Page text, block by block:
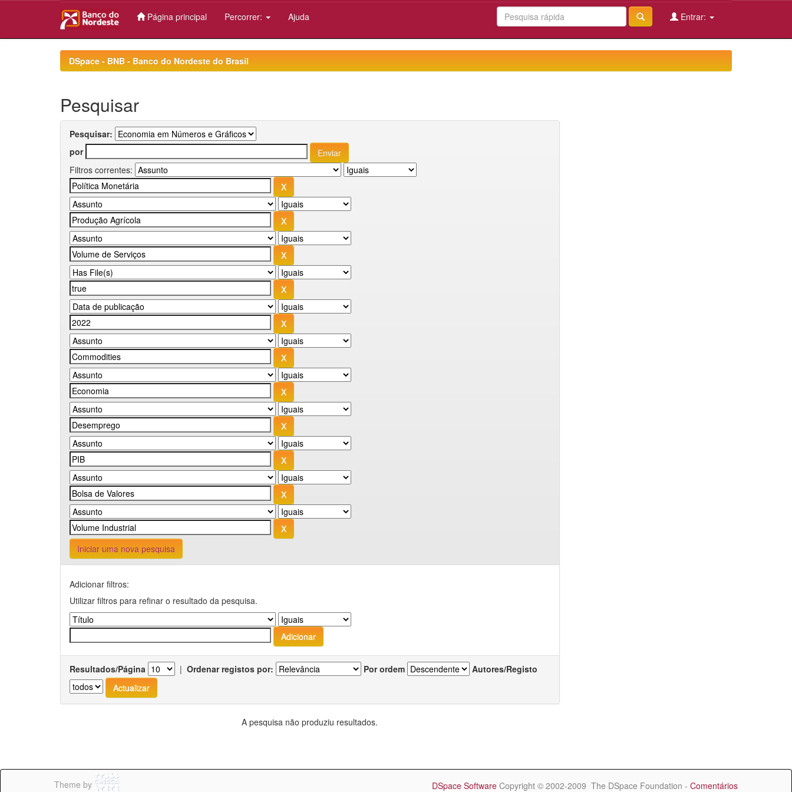
Página principal Percorrer: Ajuda Entrar:
DSpace - BNB - Banco do Nordeste do Brasil
Pesquisar
Pesquisar:
por
Filtros correntes:
Iniciar uma nova pesquisa
Adicionar filtros:
Utilizar filtros para refinar o resultado da pesquisa.
Resultados/Página | Ordenar registos por: Por ordem Autores/Registo
A pesquisa não produziu resultados.
Theme by DSpace Software Copyright © 2002-2009 The DSpace Foundation - Comentários